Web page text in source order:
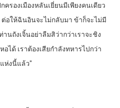
ครองเมืองหลันเยี่ยนมีเพียงคนเดียว
อให้ฉินอินจะไม่กลับมา ข้าก็จะไม่มี
นถังเจิ้นอย่าลืมสิว่ากว่าเราจะชิง
ได้ เราต้องเสียกำลังทหารไปกว่า
ห่งนี้แล้ว”